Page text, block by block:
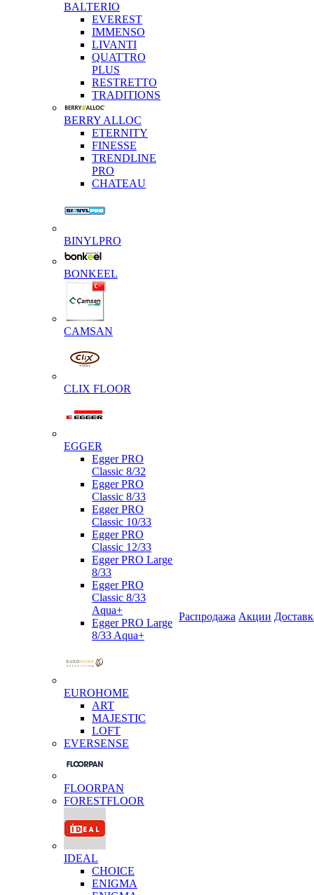
BALTERIO
EVEREST
IMMENSO
LIVANTI
QUATTRO
PLUS
RESTRETTO
TRADITIONS
BERRY ALLOC
ETERNITY
FINESSE
TRENDLINE
PRO
CHATEAU
BINYLPRO
BONKEEL
CAMSAN
CLIX FLOOR
EGGER
Egger PRO
Classic 8/32
Egger PRO
Classic 8/33
Egger PRO
Classic 10/33
Egger PRO
Classic 12/33
Egger PRO Large
8/33
Egger PRO
Classic 8/33
Aqua+
Egger PRO Large
8/33 Aqua+
EUROHOME
ART
MAJESTIC
LOFT
EVERSENSE
FLOORPAN
FORESTFLOOR
IDEAL
CHOICE
ENIGMA
Распродажа Акции